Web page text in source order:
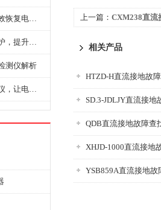
智能蓄电池单体活化仪：高效恢复电池性能，延长蓄电池使用寿命
蓄电池智能活化仪：精准维护，提升电池健康状态
测仪解析
掌中宝！便携式蓄电池检测仪，让电池检测变得简单又快捷！
上一篇： CXM238直流
相关产品
HTZD-H直流接地故
SD.3-JDLJY直流接地
QDB直流接地故障查
XHJD-1000直流接地
YSB859A直流接地故